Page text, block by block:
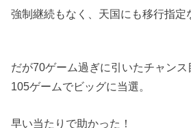
強制継続もなく、天国にも移行指定
だが70ゲーム過ぎに引いたチャンス
105ゲームでビッグに当選。
早い当たりで助かった！